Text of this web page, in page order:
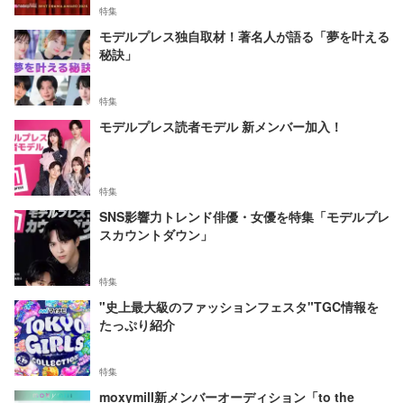
特集
モデルプレス独自取材！著名人が語る「夢を叶える
秘訣」
特集
モデルプレス読者モデル 新メンバー加入！
特集
SNS影響力トレンド俳優・女優を特集「モデルプレ
スカウントダウン」
特集
"史上最大級のファッションフェスタ"TGC情報を
たっぷり紹介
特集
moxymill新メンバーオーディション「to the